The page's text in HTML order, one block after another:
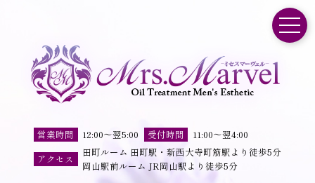
営業時間 12:00～翌5:00 受付時間 11:00～翌4:00
アクセス
田町ルーム 田町駅・新西大寺町筋駅より徒歩5分
岡山駅前ルーム JR岡山駅より徒歩5分